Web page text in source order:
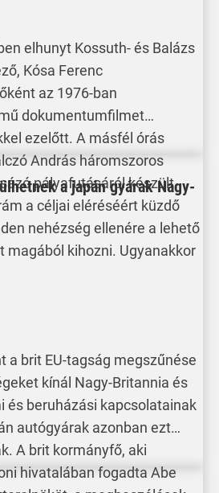
elhunyt Kossuth- és Balázs
Kósa Ferenc
az 1976-ban
dokumentumfilmet
ezelőtt. A másfél órás
András háromszoros
pályafutásáról készült.
a céljai eléréséért küzdő
nehézség ellenére a lehető
magából kihozni. Ugyanakkor
a japán gyárak Nagy-
a brit EU-tagság megszűnése
kínál Nagy-Britannia és
és beruházási kapcsolatainak
autógyárak azonban ezt
A brit kormányfő, aki
hivatalában fogadta Abe